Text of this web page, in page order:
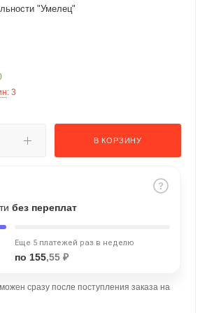
"Умелец"
: 3
В КОРЗИНУ
без переплат
Еще 5 платежей раз в неделю
по 155,55 ₽
сразу после поступления заказа на
раз в 2
plait.ru